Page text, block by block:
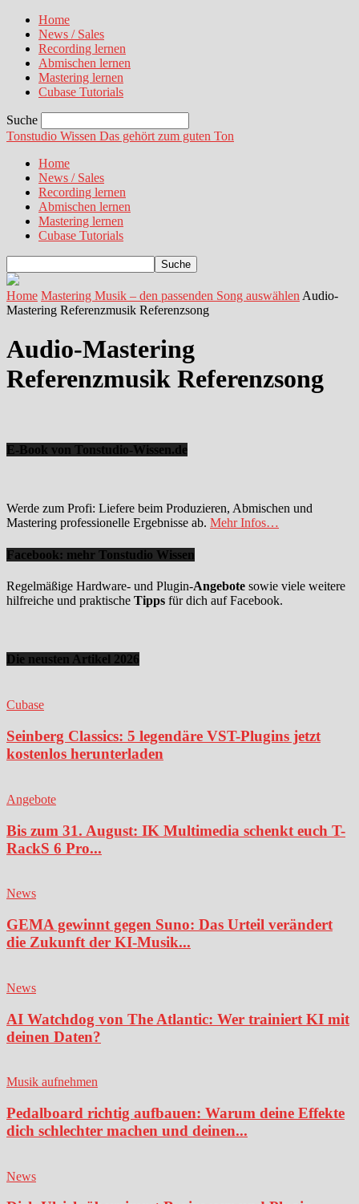
Home
News / Sales
Recording lernen
Abmischen lernen
Mastering lernen
Cubase Tutorials
Suche
Tonstudio Wissen Das gehört zum guten Ton
Home
News / Sales
Recording lernen
Abmischen lernen
Mastering lernen
Cubase Tutorials
Home Mastering Musik – den passenden Song auswählen Audio-
Mastering Referenzmusik Referenzsong
Audio-Mastering
Referenzmusik Referenzsong
E-Book von Tonstudio-Wissen.de
Werde zum Profi: Liefere beim Produzieren, Abmischen und
Mastering professionelle Ergebnisse ab. Mehr Infos…
Facebook: mehr Tonstudio Wissen
Regelmäßige Hardware- und Plugin-Angebote sowie viele weitere
hilfreiche und praktische Tipps für dich auf Facebook.
Die neusten Artikel 2026
Cubase
Seinberg Classics: 5 legendäre VST-Plugins jetzt
kostenlos herunterladen
Angebote
Bis zum 31. August: IK Multimedia schenkt euch T-
RackS 6 Pro...
News
GEMA gewinnt gegen Suno: Das Urteil verändert
die Zukunft der KI-Musik...
News
AI Watchdog von The Atlantic: Wer trainiert KI mit
deinen Daten?
Musik aufnehmen
Pedalboard richtig aufbauen: Warum deine Effekte
dich schlechter machen und deinen...
News